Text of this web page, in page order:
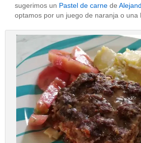
sugerimos un Pastel de carne de
optamos por un juego de naranja o una